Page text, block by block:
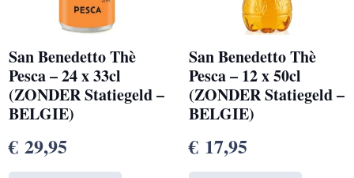
San Benedetto Thè
Pesca – 24 x 33cl
(ZONDER Statiegeld –
BELGIE)
€ 29,95
San Benedetto Thè
Pesca – 12 x 50cl
(ZONDER Statiegeld –
BELGIE)
€ 17,95